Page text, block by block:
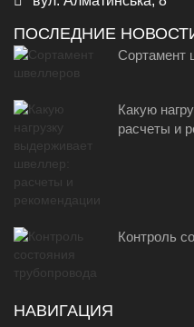
ПОСЛЕДНИЕ
Сортамент
Какую
расчеты и
Контроль
НАВИГАЦИЯ